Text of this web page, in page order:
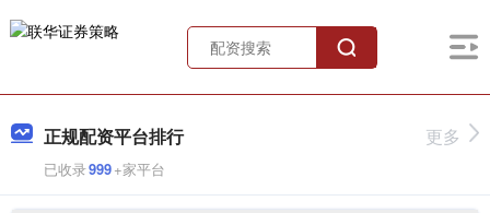
正规配资平台排行
已收录999+家平台
更多